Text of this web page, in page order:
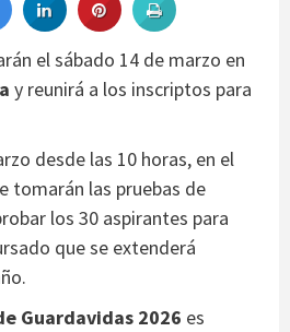
el sábado 14 de marzo en
y reunirá a los inscriptos para
desde las 10 horas, en el
tomarán las pruebas de
los 30 aspirantes para
que se extenderá
Guardavidas 2026 es